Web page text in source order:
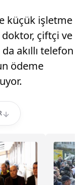
küçük işletme
doktor, çiftçi ve
akıllı telefon
ödeme